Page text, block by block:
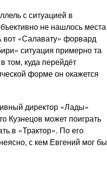
с ситуацией в
не нашлось места
вот «Салавату» форвард
ситуация примерно та
том, куда перейдёт
форме он окажется
директор «Лады»
Кузнецов может поиграть
в «Трактор». По его
с кем Евгений мог бы